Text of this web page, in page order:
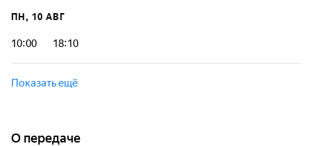
ПН, 10 АВГ
10:00 18:10
Показать ещё
О передаче